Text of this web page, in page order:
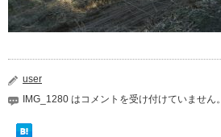
user
IMG_1280 はコメントを受け付けていません。